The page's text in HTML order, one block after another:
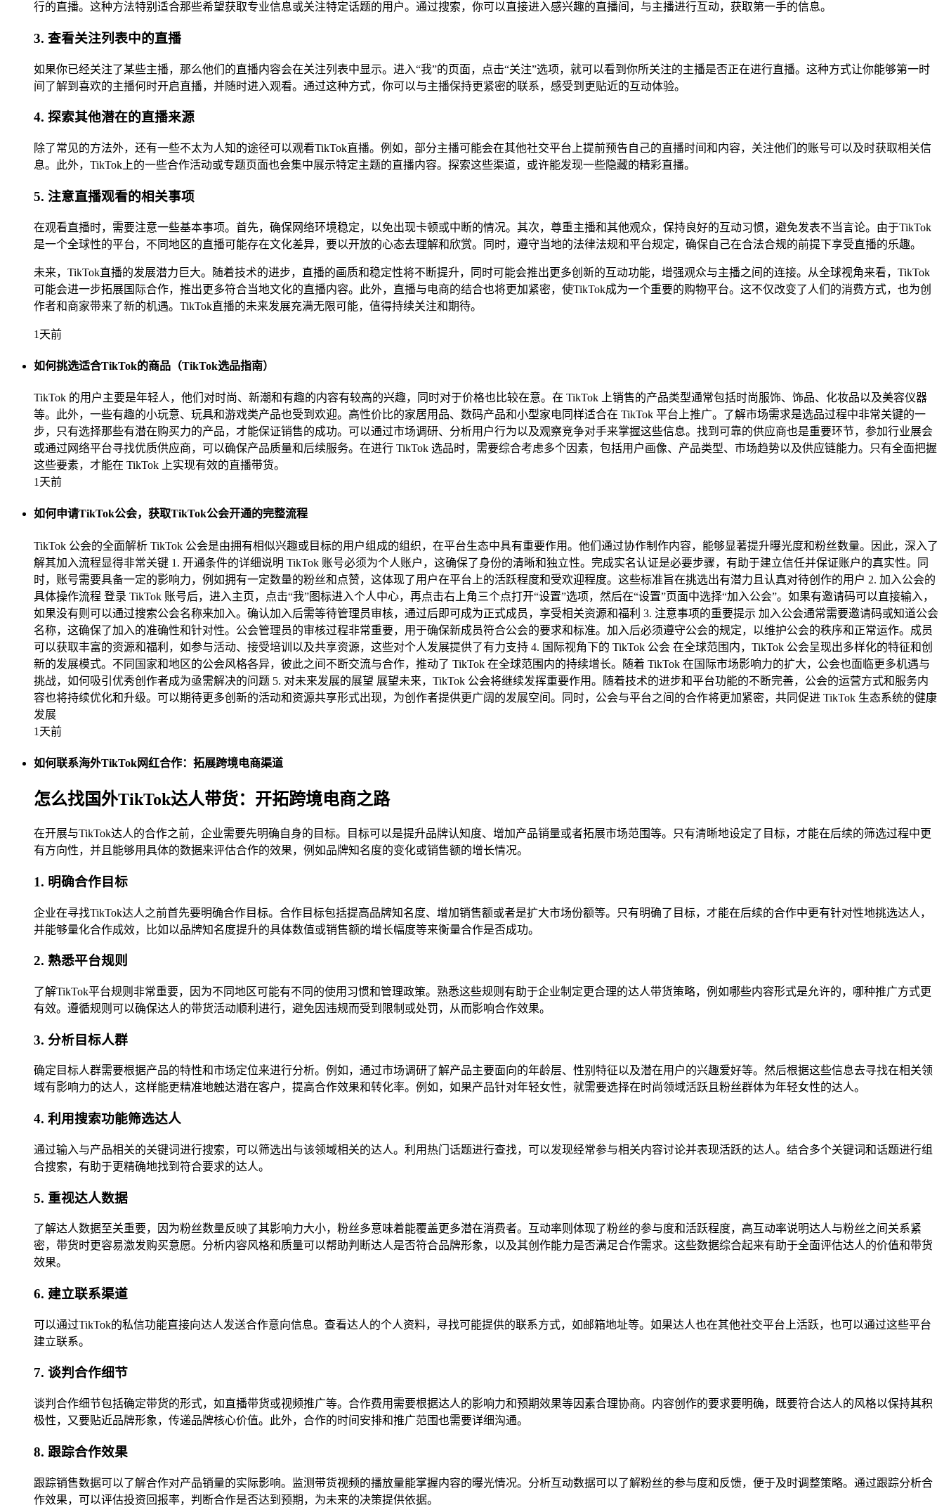
行的直播。这种方法特别适合那些希望获取专业信息或关注特定话题的用户。通过搜索，你可以直接进入感兴趣的直播间，与主播进行互动，获取第一手的信息。
3. 查看关注列表中的直播
如果你已经关注了某些主播，那么他们的直播内容会在关注列表中显示。进入“我”的页面，点击“关注”选项，就可以看到你所关注的主播是否正在进行直播。这种方式让你能够第一时
间了解到喜欢的主播何时开启直播，并随时进入观看。通过这种方式，你可以与主播保持更紧密的联系，感受到更贴近的互动体验。
4. 探索其他潜在的直播来源
除了常见的方法外，还有一些不太为人知的途径可以观看TikTok直播。例如，部分主播可能会在其他社交平台上提前预告自己的直播时间和内容，关注他们的账号可以及时获取相关信
息。此外，TikTok上的一些合作活动或专题页面也会集中展示特定主题的直播内容。探索这些渠道，或许能发现一些隐藏的精彩直播。
5. 注意直播观看的相关事项
在观看直播时，需要注意一些基本事项。首先，确保网络环境稳定，以免出现卡顿或中断的情况。其次，尊重主播和其他观众，保持良好的互动习惯，避免发表不当言论。由于TikTok
是一个全球性的平台，不同地区的直播可能存在文化差异，要以开放的心态去理解和欣赏。同时，遵守当地的法律法规和平台规定，确保自己在合法合规的前提下享受直播的乐趣。
未来，TikTok直播的发展潜力巨大。随着技术的进步，直播的画质和稳定性将不断提升，同时可能会推出更多创新的互动功能，增强观众与主播之间的连接。从全球视角来看，TikTok
可能会进一步拓展国际合作，推出更多符合当地文化的直播内容。此外，直播与电商的结合也将更加紧密，使TikTok成为一个重要的购物平台。这不仅改变了人们的消费方式，也为创
作者和商家带来了新的机遇。TikTok直播的未来发展充满无限可能，值得持续关注和期待。
1天前
如何挑选适合TikTok的商品（TikTok选品指南）
TikTok 的用户主要是年轻人，他们对时尚、新潮和有趣的内容有较高的兴趣，同时对于价格也比较在意。在 TikTok 上销售的产品类型通常包括时尚服饰、饰品、化妆品以及美容仪器
等。此外，一些有趣的小玩意、玩具和游戏类产品也受到欢迎。高性价比的家居用品、数码产品和小型家电同样适合在 TikTok 平台上推广。了解市场需求是选品过程中非常关键的一
步，只有选择那些有潜在购买力的产品，才能保证销售的成功。可以通过市场调研、分析用户行为以及观察竞争对手来掌握这些信息。找到可靠的供应商也是重要环节，参加行业展会
或通过网络平台寻找优质供应商，可以确保产品质量和后续服务。在进行 TikTok 选品时，需要综合考虑多个因素，包括用户画像、产品类型、市场趋势以及供应链能力。只有全面把握
这些要素，才能在 TikTok 上实现有效的直播带货。
1天前
如何申请TikTok公会，获取TikTok公会开通的完整流程
TikTok 公会的全面解析 TikTok 公会是由拥有相似兴趣或目标的用户组成的组织，在平台生态中具有重要作用。他们通过协作制作内容，能够显著提升曝光度和粉丝数量。因此，深入了
解其加入流程显得非常关键 1. 开通条件的详细说明 TikTok 账号必须为个人账户，这确保了身份的清晰和独立性。完成实名认证是必要步骤，有助于建立信任并保证账户的真实性。同
时，账号需要具备一定的影响力，例如拥有一定数量的粉丝和点赞，这体现了用户在平台上的活跃程度和受欢迎程度。这些标准旨在挑选出有潜力且认真对待创作的用户 2. 加入公会的
具体操作流程 登录 TikTok 账号后，进入主页，点击“我”图标进入个人中心，再点击右上角三个点打开“设置”选项，然后在“设置”页面中选择“加入公会”。如果有邀请码可以直接输入，
如果没有则可以通过搜索公会名称来加入。确认加入后需等待管理员审核，通过后即可成为正式成员，享受相关资源和福利 3. 注意事项的重要提示 加入公会通常需要邀请码或知道公会
名称，这确保了加入的准确性和针对性。公会管理员的审核过程非常重要，用于确保新成员符合公会的要求和标准。加入后必须遵守公会的规定，以维护公会的秩序和正常运作。成员
可以获取丰富的资源和福利，如参与活动、接受培训以及共享资源，这些对个人发展提供了有力支持 4. 国际视角下的 TikTok 公会 在全球范围内，TikTok 公会呈现出多样化的特征和创
新的发展模式。不同国家和地区的公会风格各异，彼此之间不断交流与合作，推动了 TikTok 在全球范围内的持续增长。随着 TikTok 在国际市场影响力的扩大，公会也面临更多机遇与
挑战，如何吸引优秀创作者成为亟需解决的问题 5. 对未来发展的展望 展望未来，TikTok 公会将继续发挥重要作用。随着技术的进步和平台功能的不断完善，公会的运营方式和服务内
容也将持续优化和升级。可以期待更多创新的活动和资源共享形式出现，为创作者提供更广阔的发展空间。同时，公会与平台之间的合作将更加紧密，共同促进 TikTok 生态系统的健康
发展
1天前
如何联系海外TikTok网红合作：拓展跨境电商渠道
怎么找国外TikTok达人带货：开拓跨境电商之路
在开展与TikTok达人的合作之前，企业需要先明确自身的目标。目标可以是提升品牌认知度、增加产品销量或者拓展市场范围等。只有清晰地设定了目标，才能在后续的筛选过程中更
有方向性，并且能够用具体的数据来评估合作的效果，例如品牌知名度的变化或销售额的增长情况。
1. 明确合作目标
企业在寻找TikTok达人之前首先要明确合作目标。合作目标包括提高品牌知名度、增加销售额或者是扩大市场份额等。只有明确了目标，才能在后续的合作中更有针对性地挑选达人，
并能够量化合作成效，比如以品牌知名度提升的具体数值或销售额的增长幅度等来衡量合作是否成功。
2. 熟悉平台规则
了解TikTok平台规则非常重要，因为不同地区可能有不同的使用习惯和管理政策。熟悉这些规则有助于企业制定更合理的达人带货策略，例如哪些内容形式是允许的，哪种推广方式更
有效。遵循规则可以确保达人的带货活动顺利进行，避免因违规而受到限制或处罚，从而影响合作效果。
3. 分析目标人群
确定目标人群需要根据产品的特性和市场定位来进行分析。例如，通过市场调研了解产品主要面向的年龄层、性别特征以及潜在用户的兴趣爱好等。然后根据这些信息去寻找在相关领
域有影响力的达人，这样能更精准地触达潜在客户，提高合作效果和转化率。例如，如果产品针对年轻女性，就需要选择在时尚领域活跃且粉丝群体为年轻女性的达人。
4. 利用搜索功能筛选达人
通过输入与产品相关的关键词进行搜索，可以筛选出与该领域相关的达人。利用热门话题进行查找，可以发现经常参与相关内容讨论并表现活跃的达人。结合多个关键词和话题进行组
合搜索，有助于更精确地找到符合要求的达人。
5. 重视达人数据
了解达人数据至关重要，因为粉丝数量反映了其影响力大小，粉丝多意味着能覆盖更多潜在消费者。互动率则体现了粉丝的参与度和活跃程度，高互动率说明达人与粉丝之间关系紧
密，带货时更容易激发购买意愿。分析内容风格和质量可以帮助判断达人是否符合品牌形象，以及其创作能力是否满足合作需求。这些数据综合起来有助于全面评估达人的价值和带货
效果。
6. 建立联系渠道
可以通过TikTok的私信功能直接向达人发送合作意向信息。查看达人的个人资料，寻找可能提供的联系方式，如邮箱地址等。如果达人也在其他社交平台上活跃，也可以通过这些平台
建立联系。
7. 谈判合作细节
谈判合作细节包括确定带货的形式，如直播带货或视频推广等。合作费用需要根据达人的影响力和预期效果等因素合理协商。内容创作的要求要明确，既要符合达人的风格以保持其积
极性，又要贴近品牌形象，传递品牌核心价值。此外，合作的时间安排和推广范围也需要详细沟通。
8. 跟踪合作效果
跟踪销售数据可以了解合作对产品销量的实际影响。监测带货视频的播放量能掌握内容的曝光情况。分析互动数据可以了解粉丝的参与度和反馈，便于及时调整策略。通过跟踪分析合
作效果，可以评估投资回报率，判断合作是否达到预期，为未来的决策提供依据。